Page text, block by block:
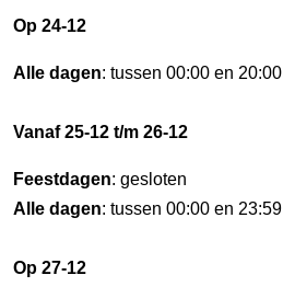
Op 24-12
Alle dagen: tussen 00:00 en 20:00
Vanaf 25-12 t/m 26-12
Feestdagen: gesloten
Alle dagen: tussen 00:00 en 23:59
Op 27-12